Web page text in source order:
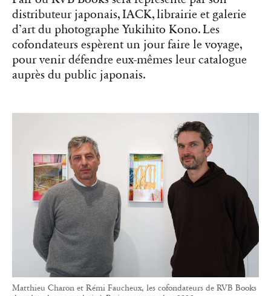
Matthieu Charon et Rémi Faucheux, les cofondateurs de RVB Books
dans leur bureau-galerie à Paris, en novembre 2025.
Les Éditions B42 mettent l’accent sur
la typographie et la conception
visuelle du livre